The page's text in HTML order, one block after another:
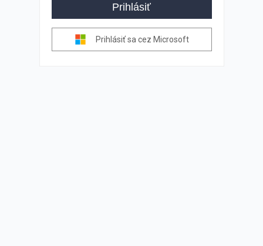
Prihlásiť
Prihlásiť sa cez Microsoft